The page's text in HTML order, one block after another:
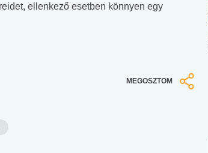
ellenkező esetben könnyen egy
MEGOSZTOM